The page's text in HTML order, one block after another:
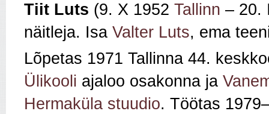
Tiit Luts (9. X 1952 Tallinn – 20.
näitleja. Isa Valter Luts, ema
Lõpetas 1971 Tallinna 44.
Ülikooli ajaloo osakonna ja
Hermaküla stuudio. Töötas